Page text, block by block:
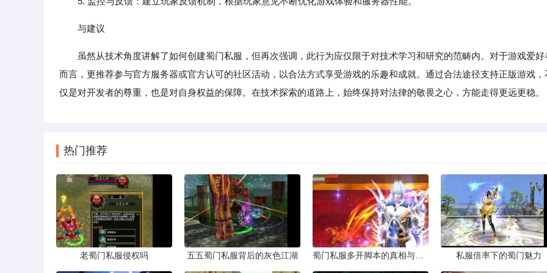
与建议
虽然从技术角度讲解了如何创建蜀门私服，但再次强调，此行为应仅限于对技术学习和研究的范畴内。对于游戏爱好
而言，更推荐参与官方服务器或官方认可的社区活动，以合法方式享受游戏的乐趣和成就。通过合法途径支持正版游戏，
仅是对开发者的尊重，也是对自身权益的保障。在技术探索的道路上，始终保持对法律的敬畏之心，方能走得更远更稳。
热门推荐
老蜀门私服侵权吗 五五蜀门私服背后的灰色江湖 私服倍率下的蜀门魅力